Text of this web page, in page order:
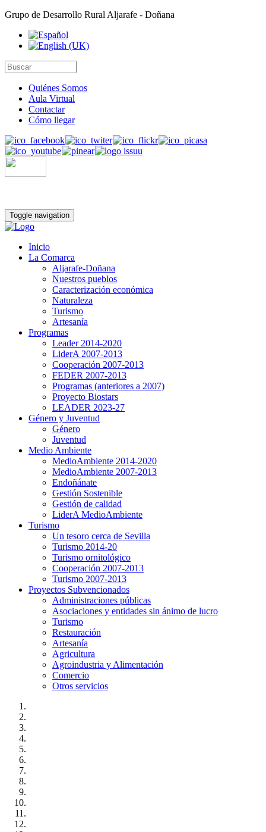
Grupo de Desarrollo Rural Aljarafe - Doñana
Quiénes Somos
Aula Virtual
Contactar
Cómo llegar
Toggle navigation
Inicio
La Comarca
Aljarafe-Doñana
Nuestros pueblos
Caracterización económica
Naturaleza
Turismo
Artesanía
Programas
Leader 2014-2020
LiderA 2007-2013
Cooperación 2007-2013
FEDER 2007-2013
Programas (anteriores a 2007)
Proyecto Biostars
LEADER 2023-27
Género y Juventud
Género
Juventud
Medio Ambiente
MedioAmbiente 2014-2020
MedioAmbiente 2007-2013
Endoñánate
Gestión Sostenible
Gestión de calidad
LiderA MedioAmbiente
Turismo
Un tesoro cerca de Sevilla
Turismo 2014-20
Turismo ornitológico
Cooperación 2007-2013
Turismo 2007-2013
Proyectos Subvencionados
Administraciones públicas
Asociaciones y entidades sin ánimo de lucro
Turismo
Restauración
Artesanía
Agricultura
Agroindustria y Alimentación
Comercio
Otros servicios